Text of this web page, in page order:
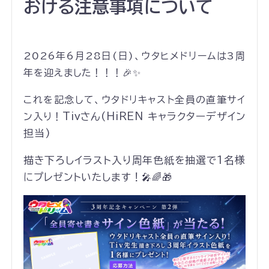
おける注意事項について
2026年6月28日(日)、ウタヒメドリームは3周
年を迎えました！！！🎉✨
これを記念して、ウタドリキャスト全員の直筆サイ
ン入り！ Tivさん(HiREN キャラクターデザイン
担当)
描き下ろしイラスト入り周年色紙を抽選で1名様
にプレゼントいたします！ 🎤🌈🎁